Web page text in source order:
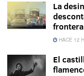
La
HACE 12
El